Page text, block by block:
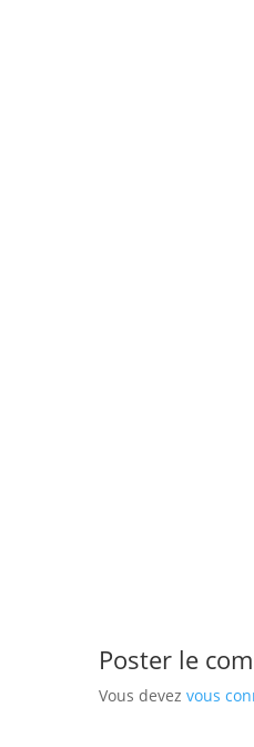
Poster le
Vous devez vous